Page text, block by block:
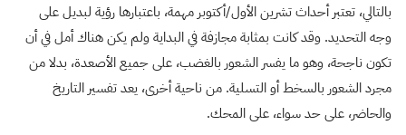
بالتالي، تعتبر أحداث تشرين الأول/أكتوبر مهمة، باعتبارها رؤية لبديل على
وجه التحديد. وقد كانت بمثابة مجازفة في البداية ولم يكن هناك أمل في أن
تكون ناجحة، وهو ما يفسر الشعور بالغضب، على جميع الأصعدة، بدلا من
مجرد الشعور بالسخط أو التسلية. من ناحية أخرى، يعد تفسير التاريخ
والحاضر، على حد سواء، على المحك.